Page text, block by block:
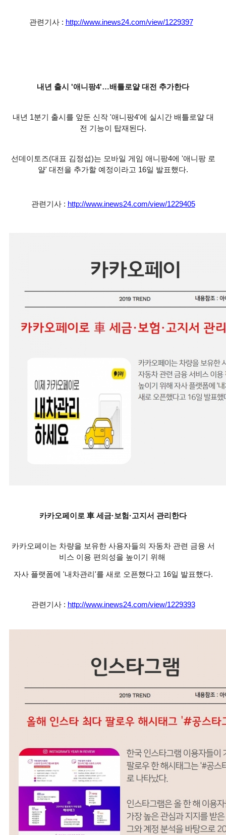
관련기사 : http://www.inews24.com/view/1229397
내년 출시 '애니팡4'…배틀로얄 대전 추가한다
내년 1분기 출시를 앞둔 신작 '애니팡4'에 실시간 배틀로얄 대
전 기능이 탑재된다.
선데이토즈(대표 김정섭)는 모바일 게임 애니팡4에 '애니팡 로
얄' 대전을 추가할 예정이라고 16일 발표했다.
관련기사 : http://www.inews24.com/view/1229405
카카오페이로 車 세금·보험·고지서 관리한다
카카오페이는 차량을 보유한 사용자들의 자동차 관련 금융 서
비스 이용 편의성을 높이기 위해
자사 플랫폼에 '내차관리'를 새로 오픈했다고 16일 발표했다.
관련기사 : http://www.inews24.com/view/1229393